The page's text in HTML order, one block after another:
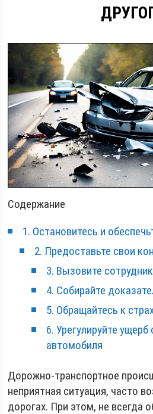
Содержание
1. Остановитесь и
2. Предоставьте свои
3. Вызовите
4. Собирайте
5. Обращайтесь к
6. Урегулируйте
автомобиля
Дорожно-транспортное
неприятная ситуация, часто
дорогах. При этом, не всегда